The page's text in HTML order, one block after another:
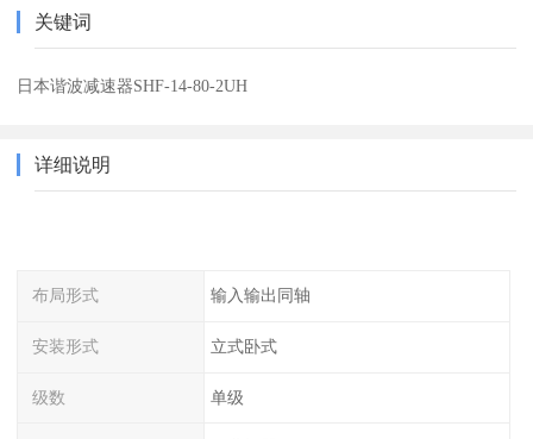
关键词
日本谐波减速器SHF-14-80-2UH
详细说明
布局形式 输入输出同轴
安装形式 立式卧式
级数 单级